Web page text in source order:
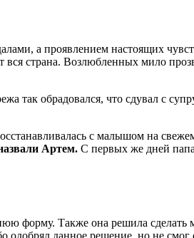
а проявлением настоящих
вся страна. Возлюбленных мило
так обрадовался, что сдувал с
с малышом на
Артем. С первых же дней
форму. Также она решила сделать
данное решение, но не смог